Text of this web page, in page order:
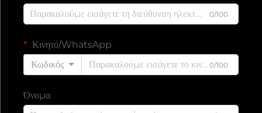
0/100
Κινητό/WhatsApp
Κωδικός
0/100
Όνομα